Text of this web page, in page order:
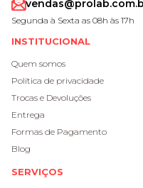
Segunda à Sexta as 08h às 17h
INSTITUCIONAL
Quem somos
Política de privacidade
Trocas e Devoluções
Entrega
Formas de Pagamento
Blog
SERVIÇOS